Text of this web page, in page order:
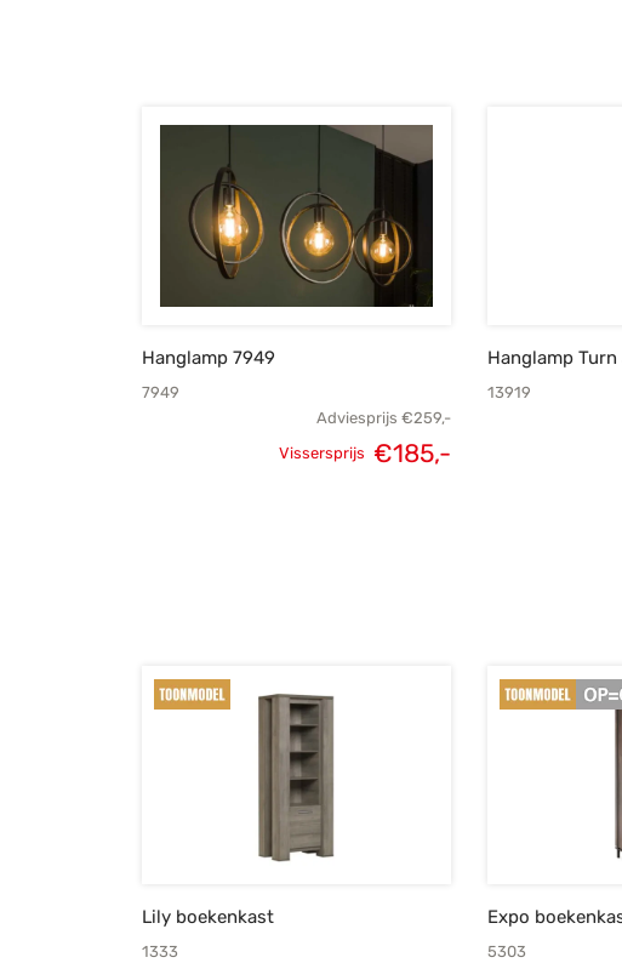
Hanglamp 7949
7949
Adviesprijs €259,-
Vissersprijs €185,-
Hanglamp
13919
Lily boekenkast
1333
Expo
5303